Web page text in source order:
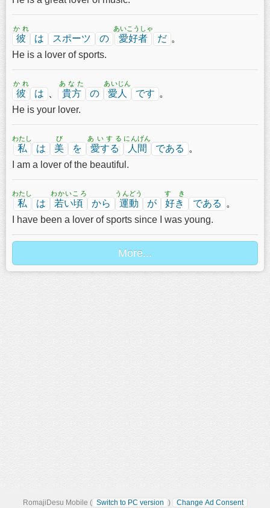
彼
かれ
は スポーツ の 愛好者
あいこうしゃ
だ 。
He is a lover of sports.
彼
かれ
は 貴方
あなた
の 愛人
あいじん
です 。
He is your lover.
私
わたし
は 美
び
を 愛する
あいする
人間
にんげん
である
。
I am a lover of the beautiful.
私
わたし
は 若い頃
わかいころ
から 運動
うんどう
が 好き
すき
である
。
I have been a lover of sports since I was young.
RomajiDesu Mobile ( Switch to PC version ) Change Ad Consent